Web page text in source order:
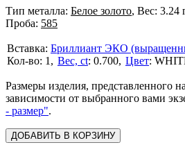
Тип металла: Белое золото, Вес: 3.24
Проба: 585
Бриллиант ЭКО
1
Вес, ct: 0.700 Цвет:
Размеры изделия, представленного
зависимости от выбранного вами
- размер".
ДОБАВИТЬ В КОРЗИНУ